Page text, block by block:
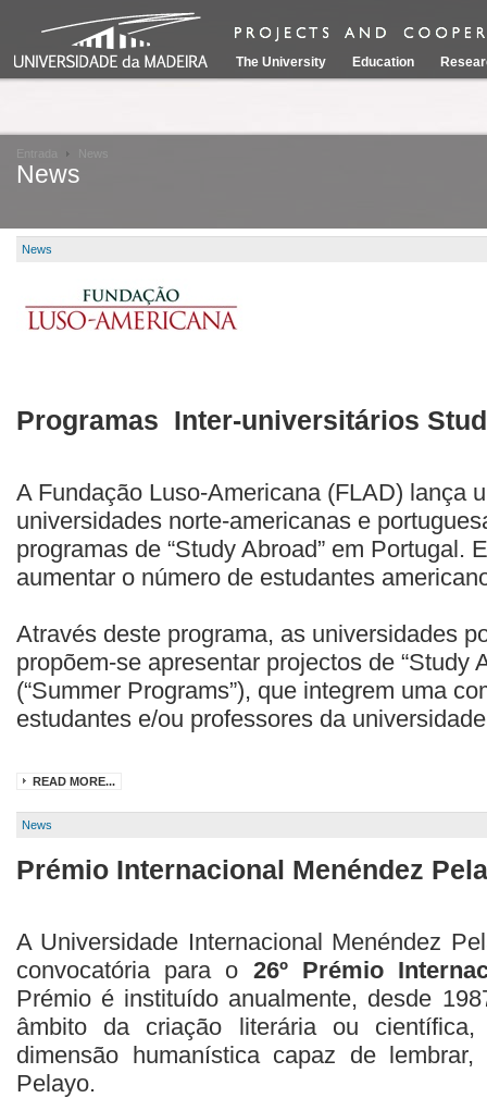
The University Education
Entrada News
News
News
Programas Inter-universitários
A Fundação Luso-Americana (FLAD) lança
universidades norte-americanas e
programas de “Study Abroad” em Portugal.
aumentar o número de estudantes
Através deste programa, as universidades
propõem-se apresentar projectos de “Study
(“Summer Programs”), que integrem uma
estudantes e/ou professores da
READ MORE...
News
Prémio Internacional Menéndez
A Universidade Internacional Menéndez
convocatória para o 26º Prémio
Prémio é instituído anualmente, desde
âmbito da criação literária ou
dimensão humanística capaz de
Pelayo.